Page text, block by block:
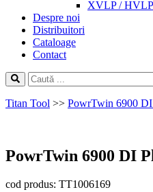
XVLP / HVLP
Despre noi
Distribuitori
Cataloage
Contact
Titan Tool >> PowrTwin 6900 DI
PowrTwin 6900 DI
cod produs: TT1006169